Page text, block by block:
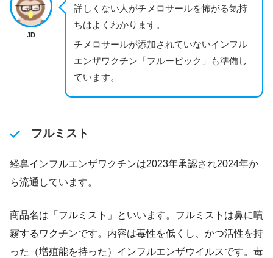
JD
詳しくない人がチメロサールを怖がる気持
ちはよくわかります。
チメロサールが添加されていないインフル
エンザワクチン「フルービック」も準備し
ています。
フルミスト
経鼻インフルエンザワクチンは2023年承認され2024年か
ら流通しています。
商品名は「フルミスト」といいます。フルミストは鼻に噴
霧するワクチンです。内容は毒性を低くし、かつ活性を持
った（増殖能を持った）インフルエンザウイルスです。毒